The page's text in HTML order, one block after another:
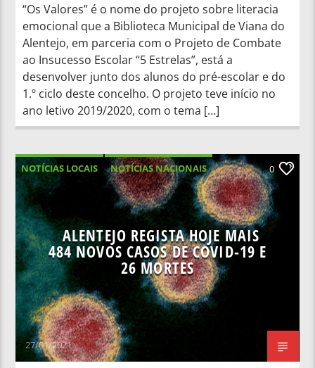
“Os Valores” é o nome do projeto sobre literacia
emocional que a Biblioteca Municipal de Viana do
Alentejo, em parceria com o Projeto de Combate
ao Insucesso Escolar “5 Estrelas”, está a
desenvolver junto dos alunos do pré-escolar e do
1.º ciclo deste concelho. O projeto teve início no
ano letivo 2019/2020, com o tema […]
NOTÍCIAS LOCAIS
NOTÍCIAS NACIONAIS
SAÚDE
0
ALENTEJO REGISTA HOJE MAIS
484 NOVOS CASOS DE COVID-19 E
26 MORTES
27/01/2021